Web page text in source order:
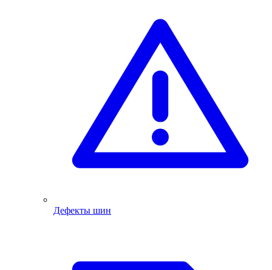
Дефекты шин